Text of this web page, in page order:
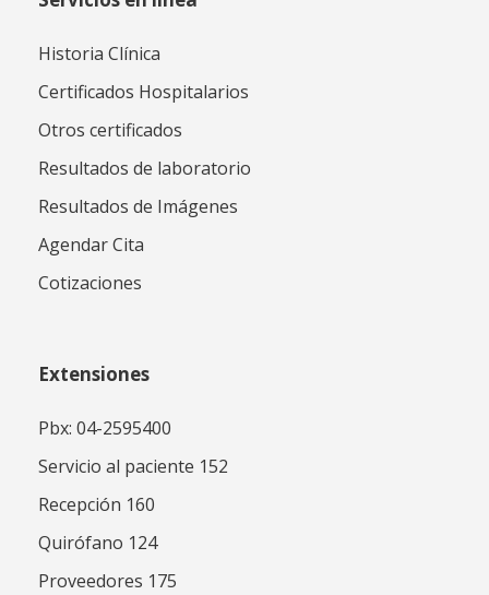
Historia Clínica
Certificados Hospitalarios
Otros certificados
Resultados de laboratorio
Resultados de Imágenes
Agendar Cita
Cotizaciones
Extensiones
Pbx: 04-2595400
Servicio al paciente 152
Recepción 160
Quirófano 124
Proveedores 175